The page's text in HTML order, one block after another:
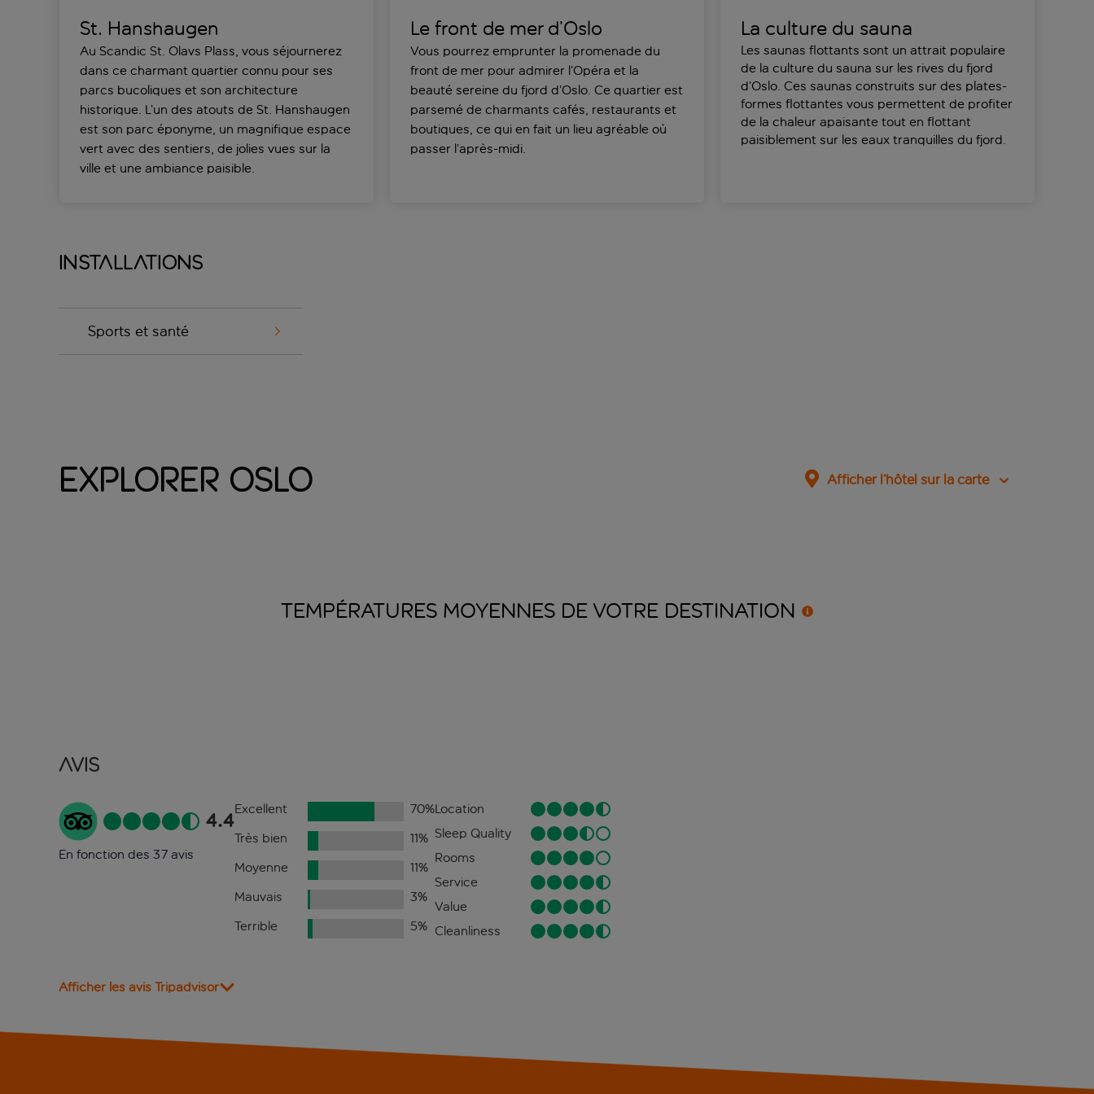
St. Hanshaugen
Au Scandic St. Olavs Plass, vous séjournerez
dans ce charmant quartier connu pour ses
parcs bucoliques et son architecture
historique. L’un des atouts de St. Hanshaugen
est son parc éponyme, un magnifique espace
vert avec des sentiers, de jolies vues sur la
ville et une ambiance paisible.
Le front de mer d’Oslo
Vous pourrez emprunter la promenade du
front de mer pour admirer l’Opéra et la
beauté sereine du fjord d’Oslo. Ce quartier est
parsemé de charmants cafés, restaurants et
boutiques, ce qui en fait un lieu agréable où
passer l’après-midi.
La culture du sauna
Les saunas flottants sont un attrait populaire
de la culture du sauna sur les rives du fjord
d’Oslo. Ces saunas construits sur des plates-
formes flottantes vous permettent de profiter
de la chaleur apaisante tout en flottant
paisiblement sur les eaux tranquilles du fjord.
Installations
Sports et santé
Explorer Oslo Afficher l’hôtel sur la carte
TEMPÉRATURES MOYENNES DE VOTRE DESTINATION
Avis
4.4
En fonction des 37 avis
Excellent 70%
Très bien
11%
Moyenne
11%
Mauvais
3%
Terrible
5%
Location
Sleep Quality
Rooms
Service
Value
Cleanliness
Afficher les avis Tripadvisor